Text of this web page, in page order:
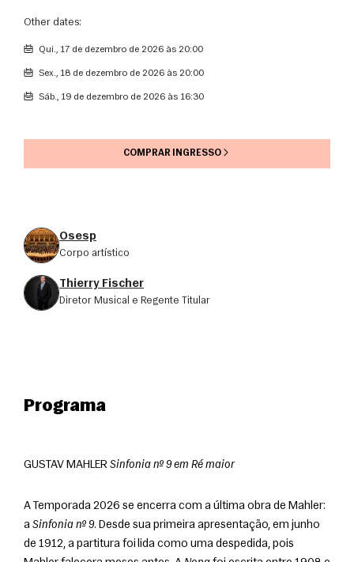
Osesp
corpo artístico
Thierry Fischer
Diretor Musical e Regente Titular
Other dates:
qui., 17 de dezembro de 2026 às 20:00
sex., 18 de dezembro de 2026 às 20:00
sáb., 19 de dezembro de 2026 às 16:30
COMPRAR INGRESSO
Programa
GUSTAV MAHLER Sinfonia nº 9 em Ré maior
A Temporada 2026 se encerra com a última obra de Mahler:
a Sinfonia nº 9. Desde sua primeira apresentação, em junho
de 1912, a partitura foi lida como uma despedida, pois